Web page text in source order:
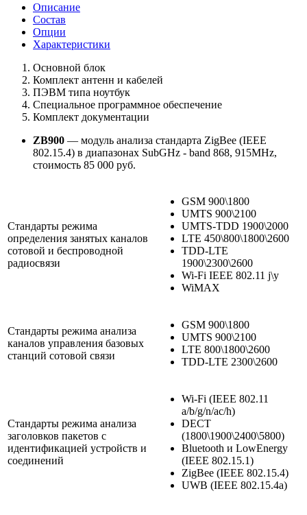
Описание
Состав
Опции
Характеристики
Основной блок
Комплект антенн и кабелей
ПЭВМ типа ноутбук
Специальное программное обеспечение
Комплект документации
ZB900 — модуль анализа стандарта ZigBee (IEEE
802.15.4) в диапазонах SubGHz - band 868, 915MHz,
стоимость 85 000 руб.
Стандарты режима
определения занятых каналов
сотовой и беспроводной
радиосвязи
GSM 900\1800
UMTS 900\2100
UMTS-TDD 1900\2000
LTE 450\800\1800\2600
TDD-LTE
1900\2300\2600
Wi-Fi IEEE 802.11 j\y
WiMAX
Стандарты режима анализа
каналов управления базовых
станций сотовой связи
GSM 900\1800
UMTS 900\2100
LTE 800\1800\2600
TDD-LTE 2300\2600
Стандарты режима анализа
заголовков пакетов с
идентификацией устройств и
соединений
Wi-Fi (IEEE 802.11
a/b/g/n/ac/h)
DECT
(1800\1900\2400\5800)
Bluetooth и LowEnergy
(IEEE 802.15.1)
ZigBee (IEEE 802.15.4)
UWB (IEEE 802.15.4а)